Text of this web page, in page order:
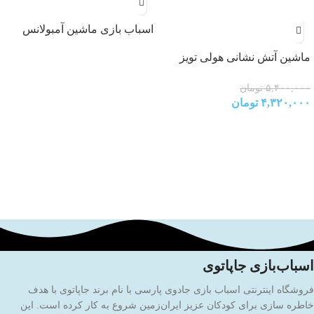
ماشین آتش نشانی هولی تویز
۵,۴۰۰,۰۰۰ تومان
۴,۳۲۰,۰۰۰ تومان
اسباب بازی ماشین آمبولانس
اسباب‌بازی جاپاتوی
فروشگاه اینترنتی اسباب بازی جادوی پارسی با نام برند جاپاتوی با هدف
خاطره سازی برای کودکان عزیز ایران‌زمین شروع به کار کرده است. این